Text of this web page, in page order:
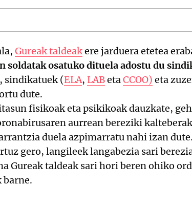
Gureak taldeakere jarduera etetea
soldatak osatuko dituela adostu du
sindikatuek (ELA, LABetaCCOO) eta
dute.
fisikoak eta psikikoak dauzkate,
aurrean bereziki
duela azpimarratu nahi izan dute.
gero, langileek langabezia sari
Gureak taldeak sari hori beren ohiko
barne.